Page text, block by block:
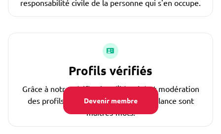
Devenir membre
responsabilité civile de la personne qui s'en occupe.
Profils vérifiés
Grâce à notre vérification d'identité et modération
des profils. La confiance et la bienveillance sont
maîtres-mots.